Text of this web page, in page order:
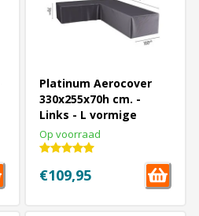
Platinum Aerocover
330x255x70h cm. -
Links - L vormige
loungesethoes
Op voorraad
€109,95